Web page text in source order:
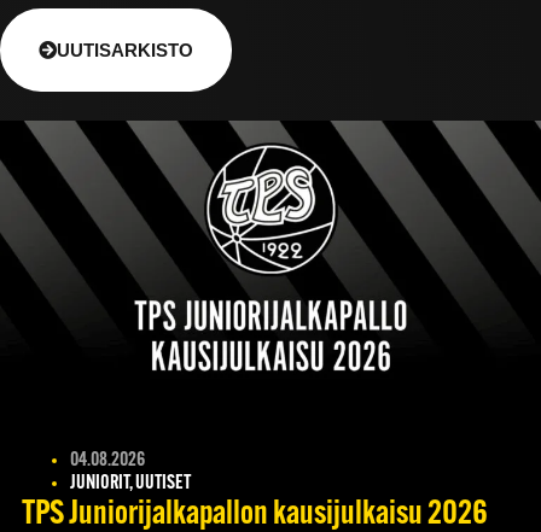
UUTISARKISTO
04.08.2026
JUNIORIT, UUTISET
TPS Juniorijalkapallon kausijulkaisu 2026